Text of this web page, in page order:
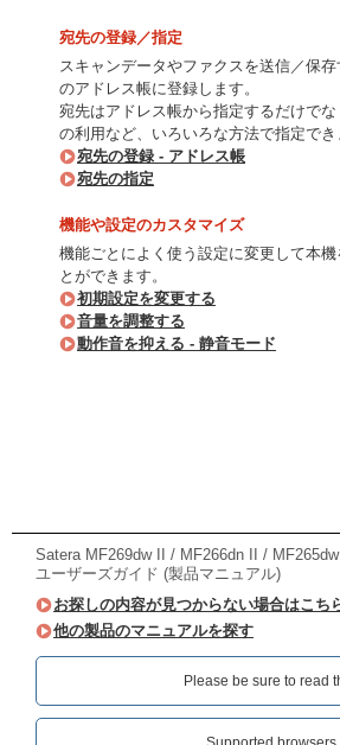
宛先の登録／指定
スキャンデータやファクスを送信／保
のアドレス帳に登録します。
宛先はアドレス帳から指定するだけで
の利用など、いろいろな方法で指定でき
宛先の登録 - アドレス帳
宛先の指定
機能や設定のカスタマイズ
機能ごとによく使う設定に変更して本
とができます。
初期設定を変更する
音量を調整する
動作音を抑える - 静音モード
Satera MF269dw II / MF266dn II / MF265dw
ユーザーズガイド (製品マニュアル)
お探しの内容が見つからない場合はこち
他の製品のマニュアルを探す
Please be sure to read